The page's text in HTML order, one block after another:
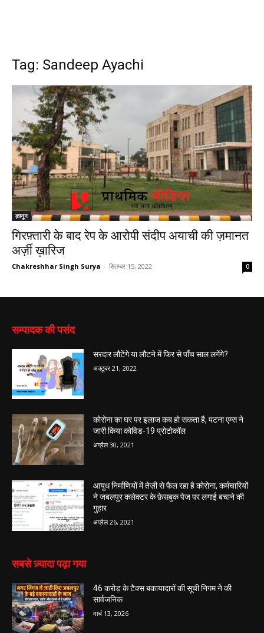
Tag: Sandeep Ayachi
क़ानून
गिरफ़्तारी के बाद रेप के आरोपी संदीप अयाची की ज़मानत
अर्ज़ी ख़ारिज
Chakreshhar Singh Surya - सितम्बर 15, 2022 0
सम्पादक की पसंद
सरदार लौटेंगे या लौटने में फिर से पाँच साल लगेंगे?
अक्टूबर 21, 2022
कोरोना का घर पर इलाज कब हो सकता है, पटना एम्स ने
जारी किया कोविड-19 प्रोटोकॉल
अप्रैल 30, 2021
आयुध निर्माणियों में तेज़ी से फैल रहा है कोरोना, कर्मचारियों
ने जबलपुर कलेक्टर के फ़ेसबुक पेज पर लगाई बचाने की
गुहार
अप्रैल 26, 2021
सबसे ज़्यादा पढ़ा गया
46 करोड़ के टैक्स बकायादारों की सूची निगम ने की
सार्वजनिक
मार्च 13, 2026